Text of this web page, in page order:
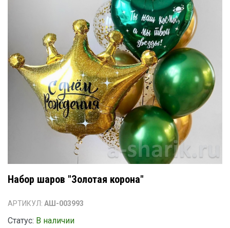
Набор шаров "Золотая корона"
АРТИКУЛ: АШ-003993
Статус: В наличии